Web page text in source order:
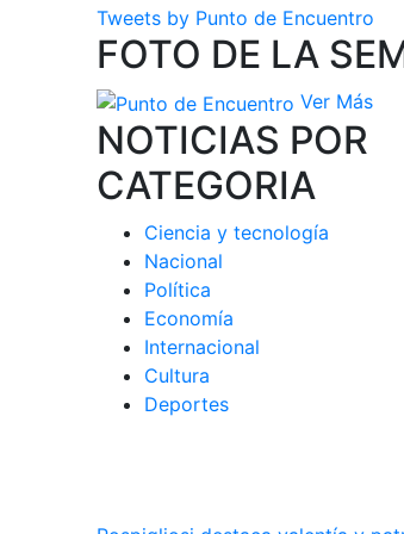
Tweets by Punto de Encuentro
FOTO DE LA
Ver Más
NOTICIAS POR
CATEGORIA
Ciencia y tecnología
Nacional
Política
Economía
Internacional
Cultura
Deportes